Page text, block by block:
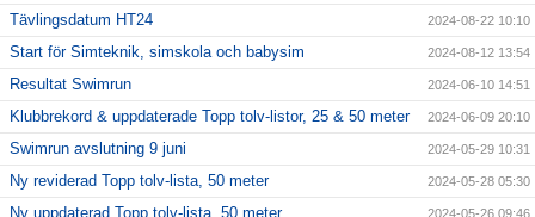
Tävlingsdatum HT24 2024-08-22 10:10
Start för Simteknik, simskola och babysim 2024-08-12 13:54
Resultat Swimrun 2024-06-10 14:51
Klubbrekord & uppdaterade Topp tolv-listor, 25 & 50 meter 2024-06-09 20:10
Swimrun avslutning 9 juni 2024-05-29 10:31
Ny reviderad Topp tolv-lista, 50 meter 2024-05-28 05:30
Ny uppdaterad Topp tolv-lista, 50 meter 2024-05-26 09:46